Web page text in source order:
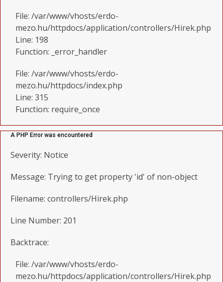
File: /var/www/vhosts/erdo-
mezo.hu/httpdocs/application/controllers/Hirek.php
Line: 198
Function: _error_handler
File: /var/www/vhosts/erdo-
mezo.hu/httpdocs/index.php
Line: 315
Function: require_once
A PHP Error was encountered
Severity: Notice
Message: Trying to get property 'id' of non-object
Filename: controllers/Hirek.php
Line Number: 201
Backtrace:
File: /var/www/vhosts/erdo-
mezo.hu/httpdocs/application/controllers/Hirek.php